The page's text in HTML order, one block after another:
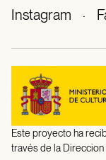
Instagram ·
Este proyecto ha
través de la